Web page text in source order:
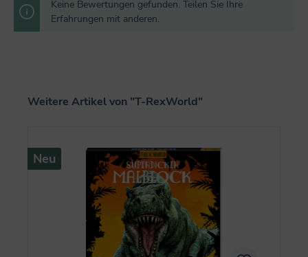
Keine Bewertungen gefunden. Teilen Sie Ihre
Erfahrungen mit anderen.
Produktgalerie überspringen
Weitere Artikel von "T-RexWorld"
Neu